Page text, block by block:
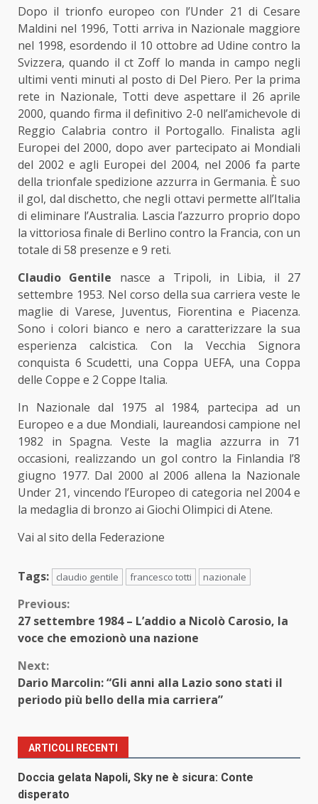
Dopo il trionfo europeo con l’Under 21 di Cesare
Maldini nel 1996, Totti arriva in Nazionale maggiore
nel 1998, esordendo il 10 ottobre ad Udine contro la
Svizzera, quando il ct Zoff lo manda in campo negli
ultimi venti minuti al posto di Del Piero. Per la prima
rete in Nazionale, Totti deve aspettare il 26 aprile
2000, quando firma il definitivo 2-0 nell’amichevole di
Reggio Calabria contro il Portogallo. Finalista agli
Europei del 2000, dopo aver partecipato ai Mondiali
del 2002 e agli Europei del 2004, nel 2006 fa parte
della trionfale spedizione azzurra in Germania. È suo
il gol, dal dischetto, che negli ottavi permette all’Italia
di eliminare l’Australia. Lascia l’azzurro proprio dopo
la vittoriosa finale di Berlino contro la Francia, con un
totale di 58 presenze e 9 reti.
Claudio Gentile nasce a Tripoli, in Libia, il 27
settembre 1953. Nel corso della sua carriera veste le
maglie di Varese, Juventus, Fiorentina e Piacenza.
Sono i colori bianco e nero a caratterizzare la sua
esperienza calcistica. Con la Vecchia Signora
conquista 6 Scudetti, una Coppa UEFA, una Coppa
delle Coppe e 2 Coppe Italia.
In Nazionale dal 1975 al 1984, partecipa ad un
Europeo e a due Mondiali, laureandosi campione nel
1982 in Spagna. Veste la maglia azzurra in 71
occasioni, realizzando un gol contro la Finlandia l’8
giugno 1977. Dal 2000 al 2006 allena la Nazionale
Under 21, vincendo l’Europeo di categoria nel 2004 e
la medaglia di bronzo ai Giochi Olimpici di Atene.
Vai al sito della Federazione
Tags: claudio gentile francesco totti nazionale
Continue
Reading
Previous:
27 settembre 1984 – L’addio a Nicolò Carosio, la
voce che emozionò una nazione
Next:
Dario Marcolin: “Gli anni alla Lazio sono stati il
periodo più bello della mia carriera”
ARTICOLI RECENTI
Doccia gelata Napoli, Sky ne è sicura: Conte
disperato